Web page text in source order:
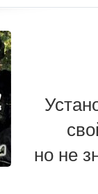
но не